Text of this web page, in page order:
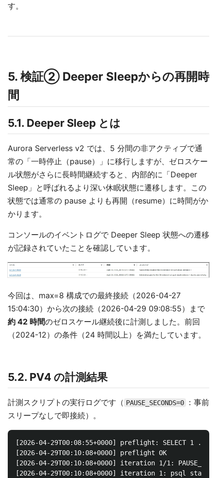
す。
5. 検証② Deeper Sleepからの再開時
間
5.1. Deeper Sleep とは
Aurora Serverless v2 では、5 分間の非アクティブで通
常の「一時停止（pause）」に移行しますが、ゼロスケー
ル状態がさらに長時間継続すると、内部的に「Deeper
Sleep」と呼ばれるより深い休眠状態に遷移します。この
状態では通常の pause よりも再開（resume）に時間がか
かります。
コンソールのイベントログで Deeper Sleep 状態への遷移
が記録されていたことを確認しています。
今回は、max=8 構成での最終接続（2026-04-27
15:04:30）から次の接続（2026-04-29 09:08:55）まで
約 42 時間のゼロスケール継続後に計測しました。前回
（2024-12）の条件（24 時間以上）を満たしています。
5.2. PV4 の計測結果
計測スクリプトの実行ログです（ PAUSE_SECONDS=0
：事前
スリープなしで即接続）。
[2026-04-29T00:08:55+0000] preflight: SELECT 1 ...
[2026-04-29T00:10:08+0000] preflight OK
[2026-04-29T00:10:08+0000] iteration 1/1:
[2026-04-29T00:10:08+0000] iteration 1: psql start